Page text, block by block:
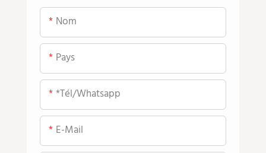
Nom
Pays
*tél/whatsapp
E-Mail